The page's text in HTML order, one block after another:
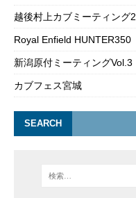
越後村上カブミーティング2
Royal Enfield HUNTER350
新潟原付ミーティングVol.3
カブフェス宮城
SEARCH